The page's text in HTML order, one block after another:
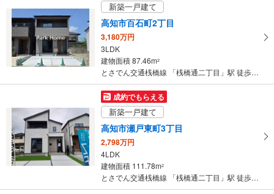
け
取
る
・
条
マ
ペ
ー
ジ
保
新築一戸建て
高知市百石町2丁目
3,180万円
3LDK
建物面積 87.46m2
とさでん交通桟橋線 「桟橋通二丁目」駅 徒歩6分
成約でもらえる
新築一戸建て
高知市瀬戸東町3丁目
2,798万円
4LDK
建物面積 111.78m2
とさでん交通桟橋線 「桟橋通二丁目」駅 徒歩63分